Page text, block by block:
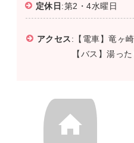
定休日:第2・4水曜日
アクセス:【電車】竜ヶ
【バス】湯っ